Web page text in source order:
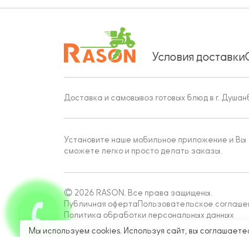
Условия доставки
Доставка и самовывоз готовых блюд в г.
Установите наше мобильное приложение и Вы
сможете легко и просто делать заказы.
© 2026 RASON. Все права защищены.
Публичная оферта Пользовательское
Политика обработки персональных данных
Работает на Moba
Мы используем cookies. Используя сайт, вы